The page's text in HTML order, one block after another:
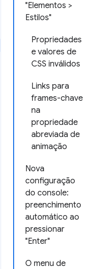
"Elementos >
Estilos"
Propriedades
e valores de
CSS inválidos
Links para
frames-chave
na
propriedade
abreviada de
animação
Nova
configuração
do console:
preenchimento
automático ao
pressionar
"Enter"
O menu de